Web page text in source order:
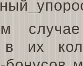
в их